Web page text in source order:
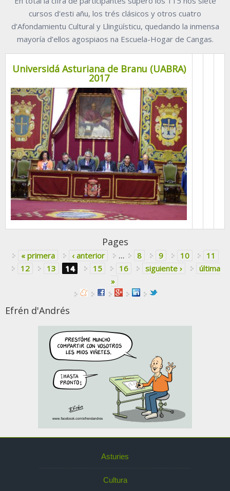
cursos d'esti añu, los trés clásicos y otros cuatro
d’Afondamientu Cultural y Llingüísticu, quedando la inmensa
mayoría d’ellos agospiaos na Escuela-Hogar de Cangas.
Universidá Asturiana de Branu (UABRA)
2017
Pages
« primera ‹ anterior … 8 9 10
11
12
13 14 15 16 siguiente ›
última
»
Efrén d'Andrés
Asturies
Cultura